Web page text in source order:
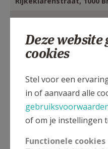
Deze
cookies
Stel voor een
in of aanvaard alle
of om je instellingen
Functionele cookies